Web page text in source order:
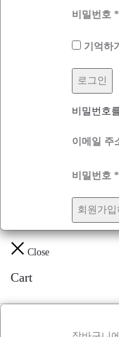
비밀번호 *
기억하기
로그인
비밀번호
이메일 주
비밀번호 *
회원가입
Close
Cart